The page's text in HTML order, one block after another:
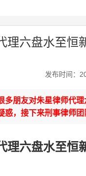
理六盘水至恒
发布时间：
多朋友对朱星律师代
惑，接下来刑事律师
理六盘水至恒